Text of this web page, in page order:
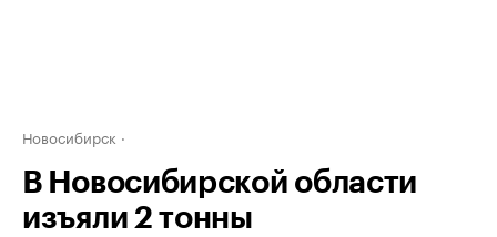
Новосибирск
В Новосибирской области
изъяли 2 тонны